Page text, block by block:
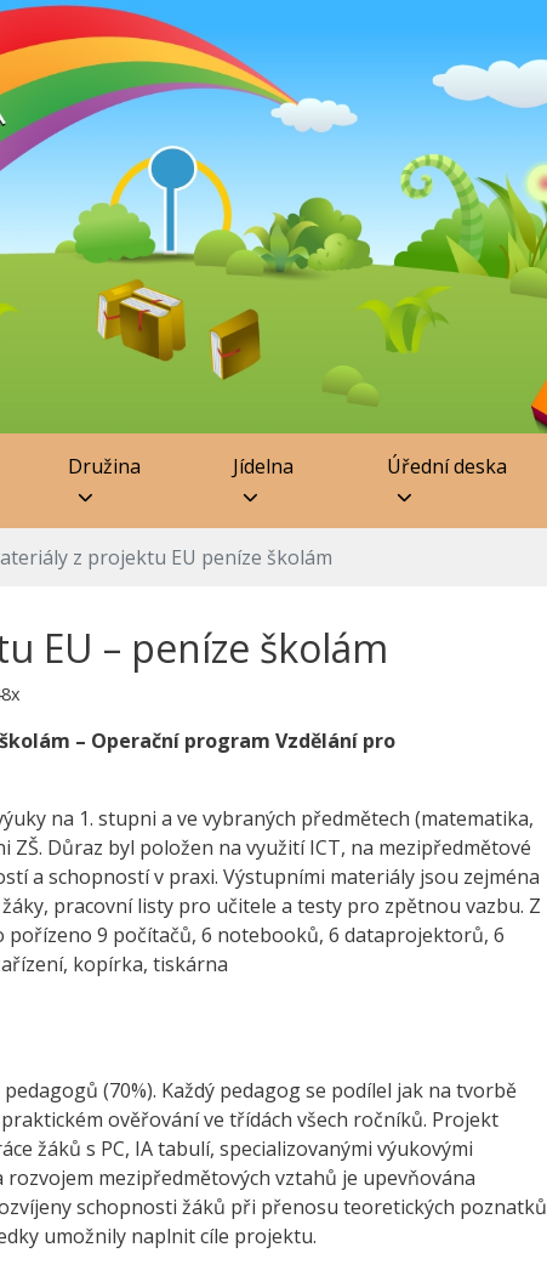
Družina Jídelna Úřední deska
z projektu EU peníze školám
EU – peníze školám
– Operační program Vzdělání pro
na 1. stupni a ve vybraných předmětech (matematika,
ZŠ. Důraz byl položen na využití ICT, na mezipředmětové
a schopností v praxi. Výstupními materiály jsou zejména
pracovní listy pro učitele a testy pro zpětnou vazbu. Z
9 počítačů, 6 notebooků, 6 dataprojektorů, 6
kopírka, tiskárna
(70%). Každý pedagog se podílel jak na tvorbě
ověřování ve třídách všech ročníků. Projekt
žáků s PC, IA tabulí, specializovanými výukovými
mezipředmětových vztahů je upevňována
schopnosti žáků při přenosu teoretických poznatků
umožnily naplnit cíle projektu.